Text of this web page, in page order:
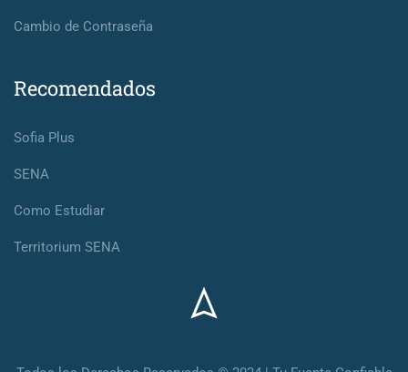
Cambio de Contraseña
Recomendados
Sofia Plus
SENA
Como Estudiar
Territorium SENA